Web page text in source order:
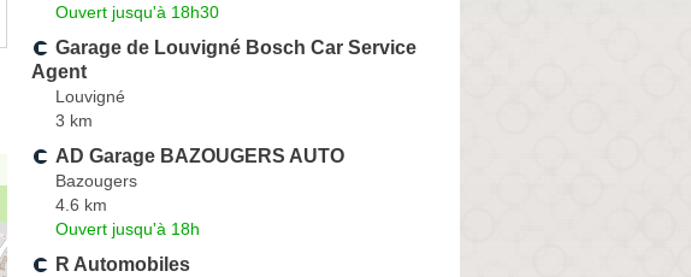
Ouvert jusqu'à 18h30
Garage de Louvigné Bosch Car Service
Agent
Louvigné
3 km
AD Garage BAZOUGERS AUTO
Bazougers
4.6 km
Ouvert jusqu'à 18h
R Automobiles